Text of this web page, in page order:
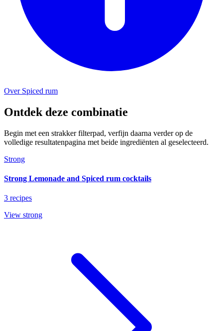
Over Spiced rum
Ontdek deze combinatie
Begin met een strakker filterpad, verfijn daarna verder op de
volledige resultatenpagina met beide ingrediënten al geselecteerd.
Strong
Strong Lemonade and Spiced rum cocktails
3 recipes
View strong